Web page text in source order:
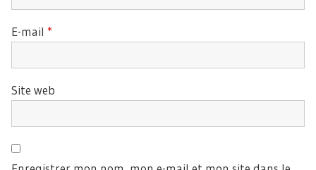
E-mail *
Site web